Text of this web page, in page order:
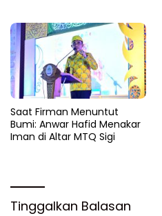
Saat Firman Menuntut
Bumi: Anwar Hafid Menakar
Iman di Altar MTQ Sigi
Tinggalkan Balasan